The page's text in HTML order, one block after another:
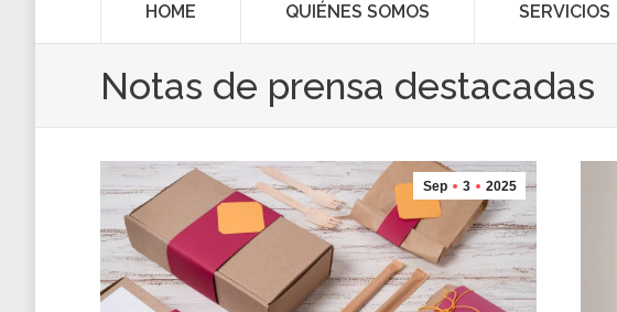
HOME QUIÉNES SOMOS SERVICIOS
Notas de prensa destacadas
Sep 3 2025